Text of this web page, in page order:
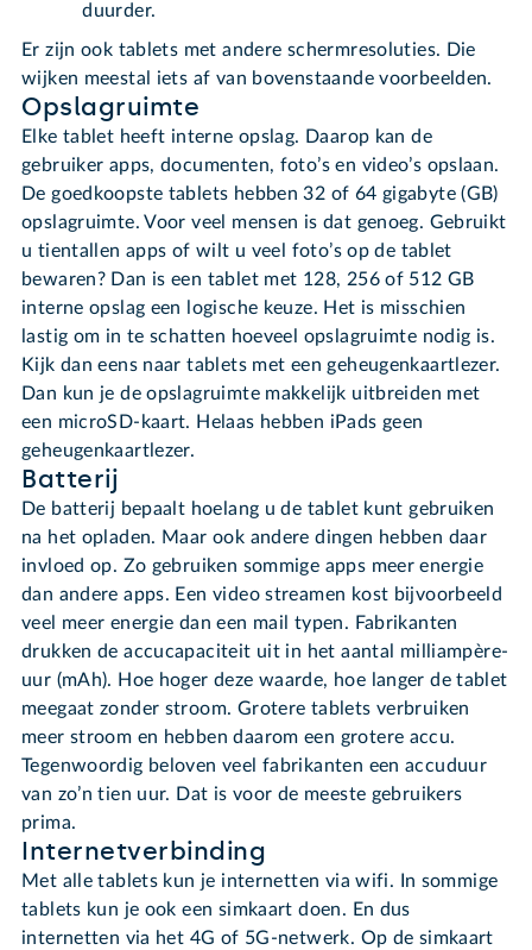
duurder.
Er zijn ook tablets met andere schermresoluties. Die
wijken meestal iets af van bovenstaande voorbeelden.
Opslagruimte
Elke tablet heeft interne opslag. Daarop kan de
gebruiker apps, documenten, foto’s en video’s opslaan.
De goedkoopste tablets hebben 32 of 64 gigabyte (GB)
opslagruimte. Voor veel mensen is dat genoeg. Gebruikt
u tientallen apps of wilt u veel foto’s op de tablet
bewaren? Dan is een tablet met 128, 256 of 512 GB
interne opslag een logische keuze. Het is misschien
lastig om in te schatten hoeveel opslagruimte nodig is.
Kijk dan eens naar tablets met een geheugenkaartlezer.
Dan kun je de opslagruimte makkelijk uitbreiden met
een microSD-kaart. Helaas hebben iPads geen
geheugenkaartlezer.
Batterij
De batterij bepaalt hoelang u de tablet kunt gebruiken
na het opladen. Maar ook andere dingen hebben daar
invloed op. Zo gebruiken sommige apps meer energie
dan andere apps. Een video streamen kost bijvoorbeeld
veel meer energie dan een mail typen. Fabrikanten
drukken de accucapaciteit uit in het aantal milliampère-
uur (mAh). Hoe hoger deze waarde, hoe langer de tablet
meegaat zonder stroom. Grotere tablets verbruiken
meer stroom en hebben daarom een grotere accu.
Tegenwoordig beloven veel fabrikanten een accuduur
van zo’n tien uur. Dat is voor de meeste gebruikers
prima.
Internetverbinding
Met alle tablets kun je internetten via wifi. In sommige
tablets kun je ook een simkaart doen. En dus
internetten via het 4G of 5G-netwerk. Op de simkaart